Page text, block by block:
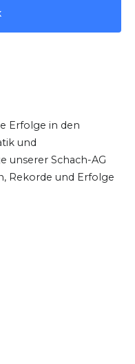
Erfolge in den
und
unserer Schach-AG
Rekorde und Erfolge